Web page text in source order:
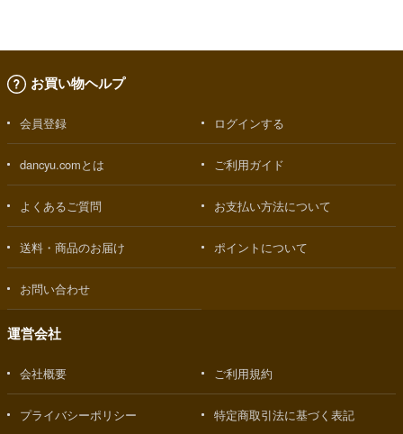
お買い物ヘルプ
会員登録 ログインする
dancyu.comとは ご利用ガイド
よくあるご質問 お支払い方法について
送料・商品のお届け ポイントについて
お問い合わせ
運営会社
会社概要 ご利用規約
プライバシーポリシー 特定商取引法に基づく表記